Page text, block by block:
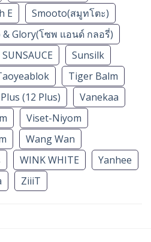
E
Smooto(สมูทโตะ)
& Glory(โซพ แอนด์ กลอรี่)
SUNSAUCE
Sunsilk
Tiger Balm
(12 Plus)
Vanekaa
Viset-Niyom
Wang Wan
WINK WHITE
Yanhee
ZiiiT